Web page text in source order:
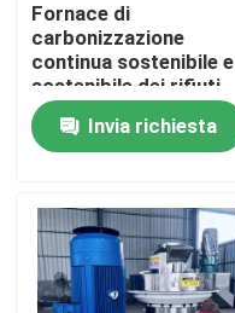
Casa
Mostra VR
Fornace di
carbonizzazione
continua sostenibile e
sostenibile dei rifiuti
agricoli, a risparmio
energeticoInvia richiesta